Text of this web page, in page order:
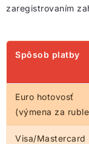
zaregistrovaním
Spôsob platby
Euro hotovosť
(výmena za
Visa/Mastercard